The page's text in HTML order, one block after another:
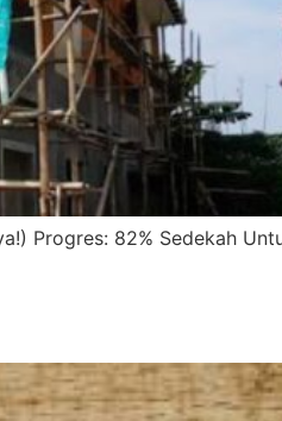
Progres: 82% Sedekah